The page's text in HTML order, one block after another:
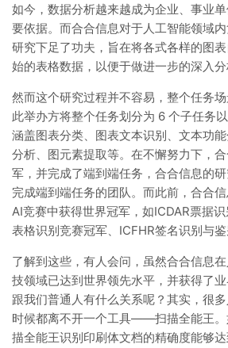
如今，数据分析越来越成为企业、事业
要依据。而合合信息对于人工智能领域
研究下足了功夫，旨在将各式各样的图
始的表格数据，以便于做进一步的深入分
然而这个研究过程并不容易，整个任务
此举办方将整个任务划分为 6 个子任务
涵盖图表分类、图表文本识别、文本功
分析、图元素提取等。在不懈努力下，
军，并完成了端到端任务，合合信息的
完成端到端任务的团队。而此前，合合
AI竞赛中获得世界冠军，如ICDAR票据
表格识别竞赛冠军、ICFHR签名识别与鉴
了解到这些，有人会问，虽然合合信息
技领域已达到世界领先水平，并获得了
跟我们普通人有什么关系呢？其实，很
时候都离不开一个工具——扫描全能王。
描全能王识别印刷体文档的精确度能够